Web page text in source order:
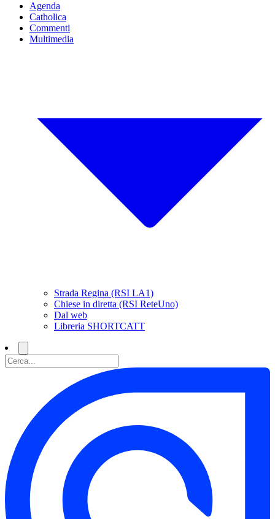
Agenda
Catholica
Commenti
Multimedia
Strada Regina (RSI LA1)
Chiese in diretta (RSI ReteUno)
Dal web
Libreria SHORTCATT